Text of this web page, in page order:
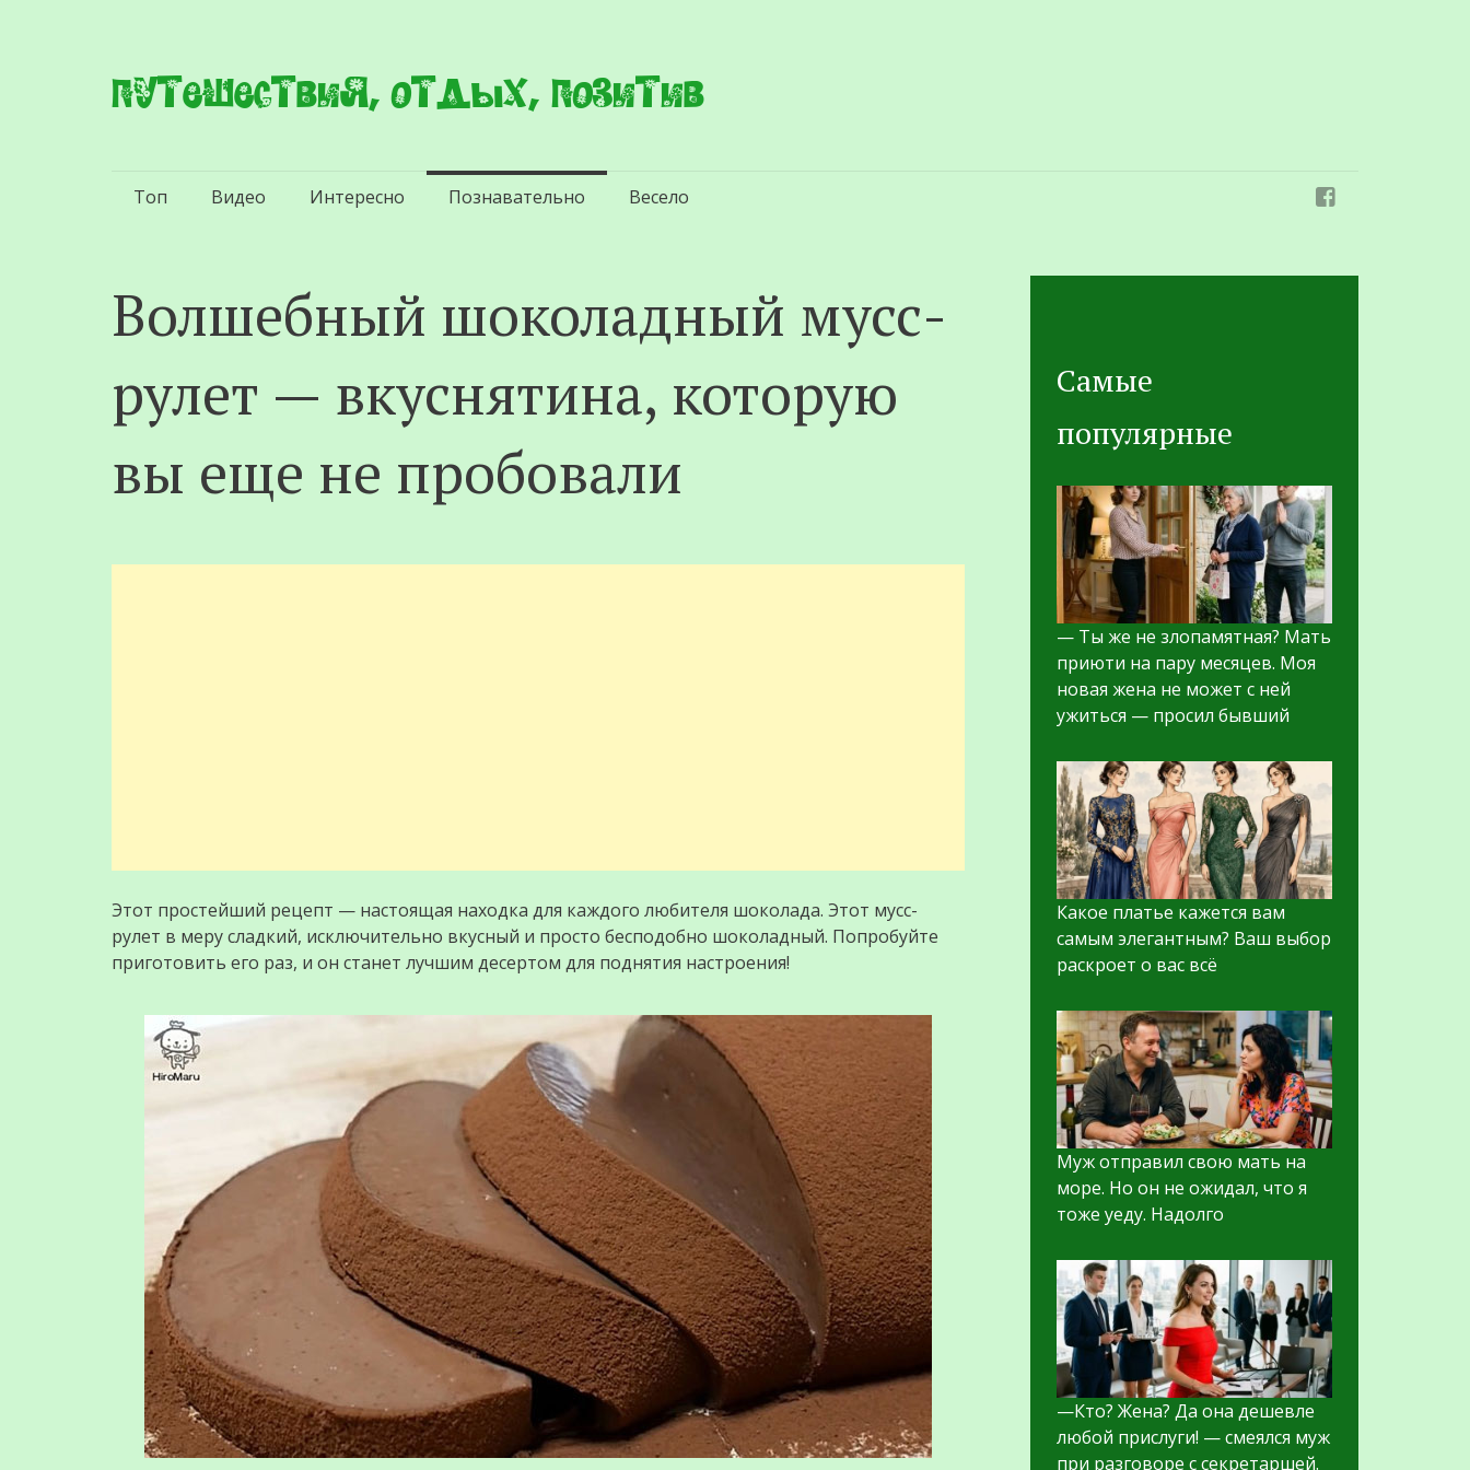
Путешествия, отдых, позитив
Перейти
Топ Видео Интересно Познавательно Весело
Волшебный шоколадный мусс-
рулет — вкуснятина, которую
вы еще не пробовали
Этот простейший рецепт — настоящая находка для каждого любителя шоколада. Этот мусс-
рулет в меру сладкий, исключительно вкусный и просто бесподобно шоколадный. Попробуйте
приготовить его раз, и он станет лучшим десертом для поднятия настроения!
Самые
популярные
— Ты же не злопамятная? Мать
приюти на пару месяцев. Моя
новая жена не может с ней
ужиться — просил бывший
Какое платье кажется вам
самым элегантным? Ваш выбор
раскроет о вас всё
Муж отправил свою мать на
море. Но он не ожидал, что я
тоже уеду. Надолго
—Кто? Жена? Да она дешевле
любой прислуги! — смеялся муж
при разговоре с секретаршей.